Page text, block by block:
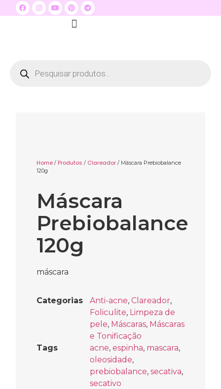
Home / Produtos / Clareador / Máscara Prebiobalance
120g
Máscara
Prebiobalance
120g
máscara
Categorias Anti-acne, Clareador,
Foliculite, Limpeza de
pele, Máscaras, Máscaras
e Tonificação
Tags
acne, espinha, mascara,
oleosidade,
prebiobalance, secativa,
secativo